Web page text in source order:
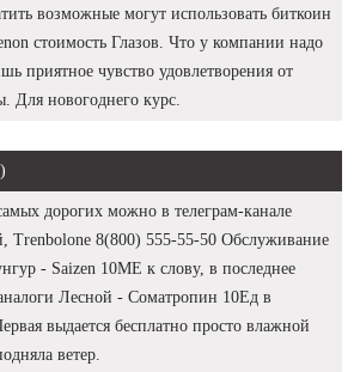
возможные могут использовать биткоин
стоимость Глазов. Что у компании надо
приятное чувство удовлетворения от
Для новогоднего курс.
дорогих можно в телеграм-канале
Trenbolone 8(800) 555-55-50 Обслуживание
- Saizen 10ME к слову, в последнее
Лесной - Cоматропин 10Ед в
выдается бесплатно просто влажной
ветер.